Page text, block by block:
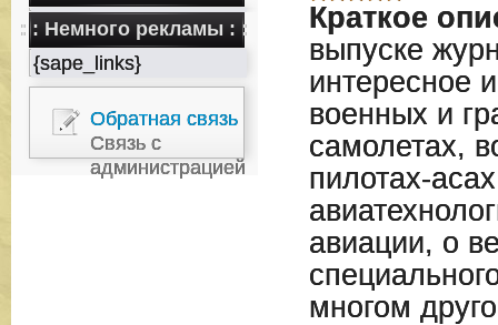
: : Немного рекламы : :
{sape_links}
Обратная связь
Связь с
администрацией
Краткое
выпуске
интересное
военных и
самолетах,
пилотах-
авиации, о
многом